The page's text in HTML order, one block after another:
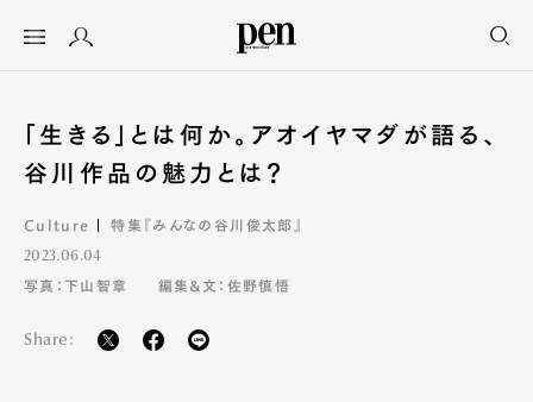
「生きる」とは何か。アオイヤマダが語る、
谷川作品の魅力とは？
Culture 特集『みんなの谷川俊太郎』
2023.06.04
写真：下山智章
編集&文：佐野慎悟
Share: